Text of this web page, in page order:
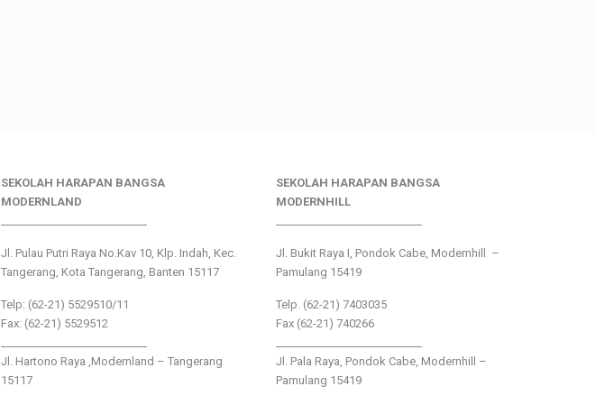
SEKOLAH HARAPAN BANGSA
MODERNLAND
Jl. Pulau Putri Raya No.Kav 10, Klp. Indah, Kec.
Tangerang, Kota Tangerang, Banten 15117
Telp: (62-21) 5529510/11
Fax: (62-21) 5529512
Jl. Hartono Raya ,Modernland – Tangerang
15117
SEKOLAH HARAPAN BANGSA
MODERNHILL
Jl. Bukit Raya I, Pondok Cabe, Modernhill –
Pamulang 15419
Telp. (62-21) 7403035
Fax (62-21) 740266
Jl. Pala Raya, Pondok Cabe, Modernhill –
Pamulang 15419